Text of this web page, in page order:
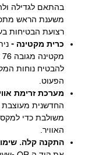
בהתאם לגדילה
משענת הראש
רצועת הבטיחות בעלת 5
כרית מקטינה -
להבטיח נוחות
הפעוט.
מערכת זרימת
החדשנית מעוצבת
משולבת כדי
האוויר.
התקנה קלה.